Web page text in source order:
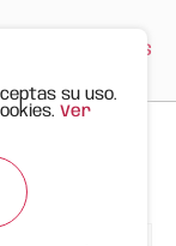
ES
Té Verde 2mm 6L
su uso.
Ver